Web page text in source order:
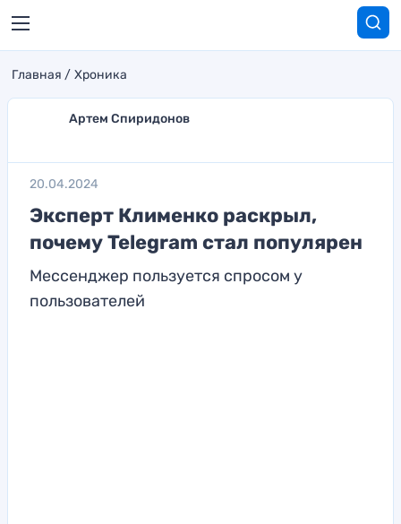
Главная Хроника
Артем Спиридонов
20.04.2024
Эксперт Клименко раскрыл,
почему Telegram стал популярен
Мессенджер пользуется спросом у
пользователей